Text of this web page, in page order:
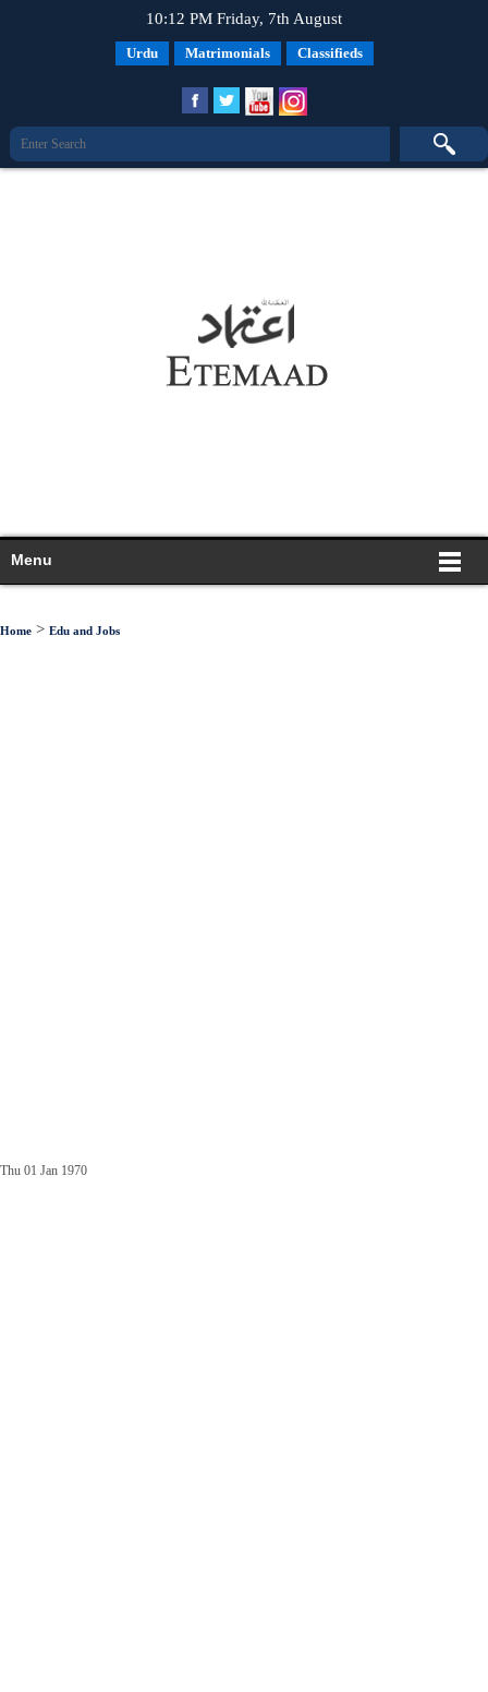
10:12 PM Friday, 7th August
Urdu Matrimonials Classifieds
Menu
Home > Edu and Jobs
Thu 01 Jan 1970